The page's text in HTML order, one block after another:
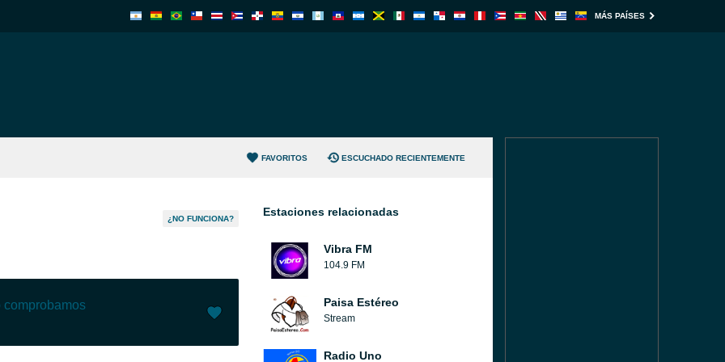
MÁS PAÍSES
FAVORITOS ESCUCHADO RECIENTEMENTE
¿NO FUNCIONA?
comprobamos
Estaciones relacionadas
Vibra FM
104.9 FM
Paisa Estéreo
Stream
Radio Uno